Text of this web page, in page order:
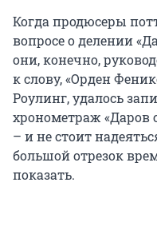
Когда продюсеры
вопросе о делении
они, конечно,
к слову, «Орден
Роулинг, удалось
хронометраж «Даров
– и не стоит
большой отрезок
показать.